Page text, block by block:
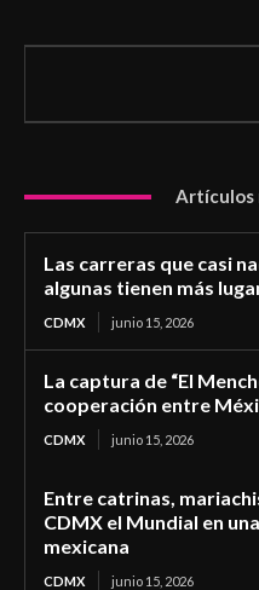
Artículos
Las carreras que casi
algunas tienen más
CDMX junio 15, 2026
La captura de “El
cooperación entre
CDMX junio 15, 2026
Entre catrinas,
CDMX el Mundial en
mexicana
CDMX junio 15, 2026